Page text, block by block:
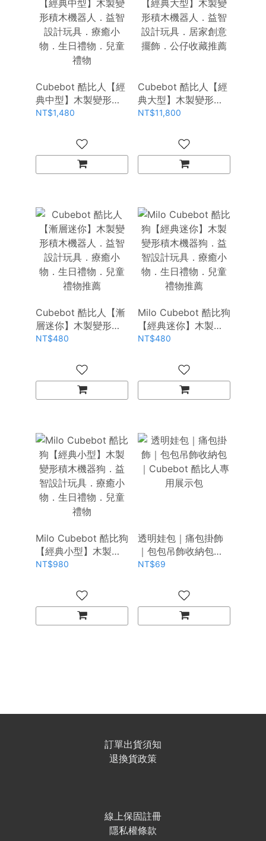
Cubebot 酷比人【經
典中型】木製變形積
木機器人．益智設計
日禮物．兒童禮物
NT$1,480
Cubebot 酷比人【經
典大型】木製變形積
木機器人．益智設計
飾．公仔收藏推薦
NT$11,800
Cubebot 酷比人【漸
層迷你】木製變形積
木機器人．益智設計
日禮物．兒童禮物推
薦
NT$480
Milo Cubebot 酷比狗
【經典迷你】木製變
形積木機器狗．益智
物．生日禮物．兒童
禮物推薦
NT$480
Milo Cubebot 酷比狗
【經典小型】木製變
形積木機器狗．益智
物．生日禮物．兒童
禮物
NT$980
透明娃包｜痛包掛飾
｜包包吊飾收納包｜
Cubebot 酷比人專用
NT$69
訂單出貨須知
退換貨政策
線上保固註冊
隱私權條款